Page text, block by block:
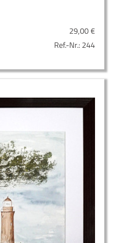
29,00€
Ref.-Nr.: 244